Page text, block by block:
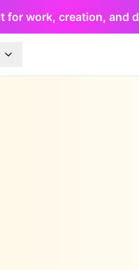
for work, creation, and